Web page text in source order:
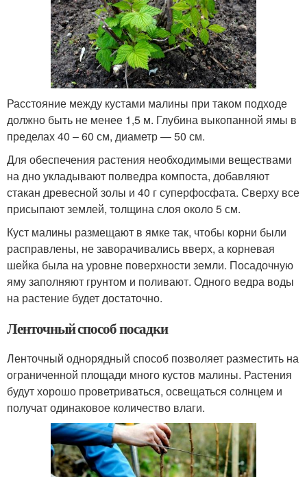
Расстояние между кустами малины при таком подходе
должно быть не менее 1,5 м. Глубина выкопанной ямы в
пределах 40 – 60 см, диаметр — 50 см.
Для обеспечения растения необходимыми веществами
на дно укладывают полведра компоста, добавляют
стакан древесной золы и 40 г суперфосфата. Сверху все
присыпают землей, толщина слоя около 5 см.
Куст малины размещают в ямке так, чтобы корни были
расправлены, не заворачивались вверх, а корневая
шейка была на уровне поверхности земли. Посадочную
яму заполняют грунтом и поливают. Одного ведра воды
на растение будет достаточно.
Ленточный способ посадки
Ленточный однорядный способ позволяет разместить на
ограниченной площади много кустов малины. Растения
будут хорошо проветриваться, освещаться солнцем и
получат одинаковое количество влаги.